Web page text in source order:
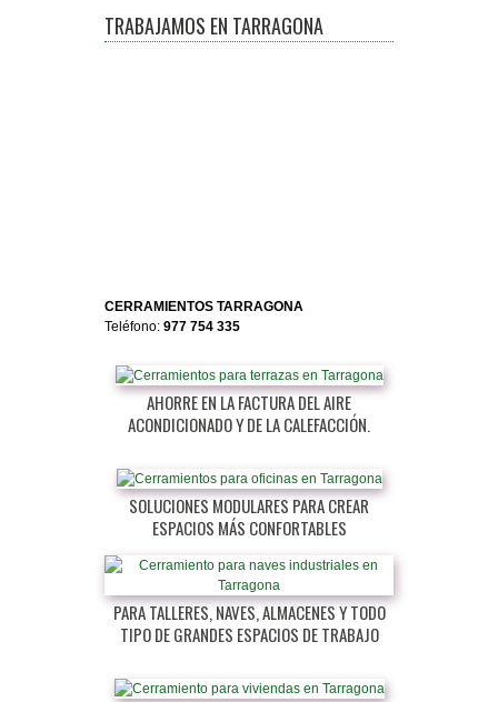
TRABAJAMOS EN TARRAGONA
CERRAMIENTOS TARRAGONA
Teléfono: 977 754 335
AHORRE EN LA FACTURA DEL AIRE
ACONDICIONADO Y DE LA CALEFACCIÓN.
SOLUCIONES MODULARES PARA CREAR
ESPACIOS MÁS CONFORTABLES
PARA TALLERES, NAVES, ALMACENES Y TODO
TIPO DE GRANDES ESPACIOS DE TRABAJO